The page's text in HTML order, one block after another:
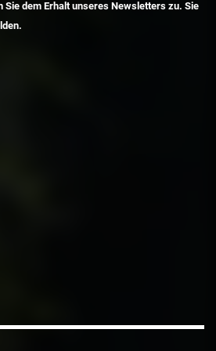
Sie dem Erhalt unseres Newsletters zu. Sie